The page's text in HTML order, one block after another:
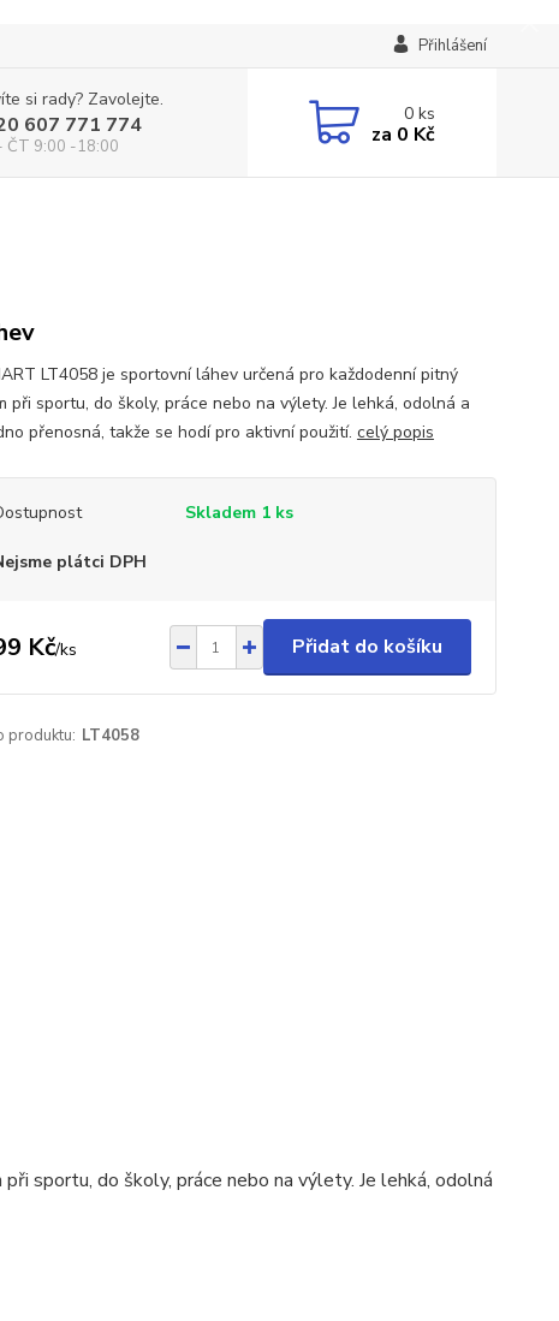
Přihlášení
si rady? Zavolejte.
607 771 774
ČT 9:00 -18:00
0ks
za 0 Kč
LT4058 je sportovní láhev určená pro každodenní pitný
při sportu, do školy, práce nebo na výlety. Je lehká, odolná a
přenosná, takže se hodí pro aktivní použití. celý popis
Skladem 1 ks
plátci DPH
Kč/ks Přidat do košíku
produktu: LT4058
sportu, do školy, práce nebo na výlety. Je lehká, odolná